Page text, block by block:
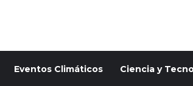
Eventos Climáticos Ciencia y